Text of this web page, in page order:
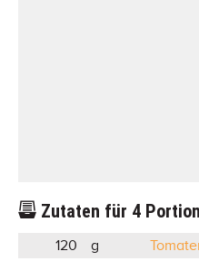
Zutaten für 4
120 g